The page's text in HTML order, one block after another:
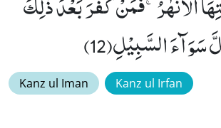
السَّبِیْلِ(12)
Kanz ul Iman Kanz ul Irfan